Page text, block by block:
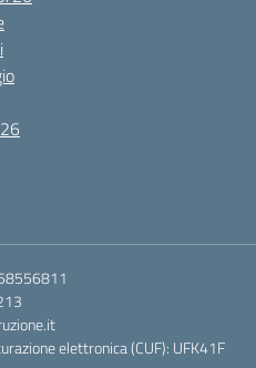
elettronica (CUF): UFK41F